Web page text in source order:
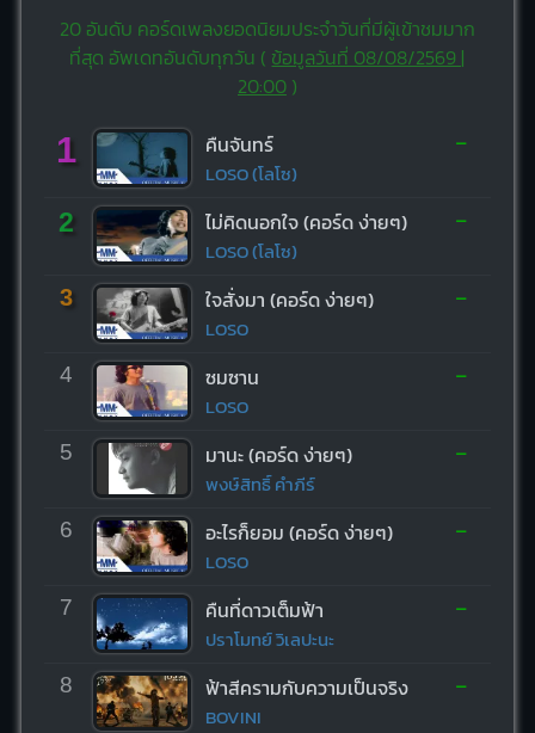
20 อันดับ คอร์ดเพลงยอดนิยมประจำวันที่มีผู้เข้าชมมาก
ที่สุด อัพเดทอันดับทุกวัน ( ข้อมูลวันที่ 08/08/2569 |
20:00)
1 คืนจันทร์
LOSO (โลโซ)
-
2 ไม่คิดนอกใจ (คอร์ด ง่ายๆ)
LOSO (โลโซ)
-
3 ใจสั่งมา (คอร์ด ง่ายๆ)
LOSO
-
4 ซมซาน
LOSO
-
5 มานะ (คอร์ด ง่ายๆ)
พงษ์สิทธิ์ คำภีร์
-
6 อะไรก็ยอม (คอร์ด ง่ายๆ)
LOSO
-
7 คืนที่ดาวเต็มฟ้า
ปราโมทย์ วิเลปะนะ
-
8 ฟ้าสีครามกับความเป็นจริง
BOVINI
-